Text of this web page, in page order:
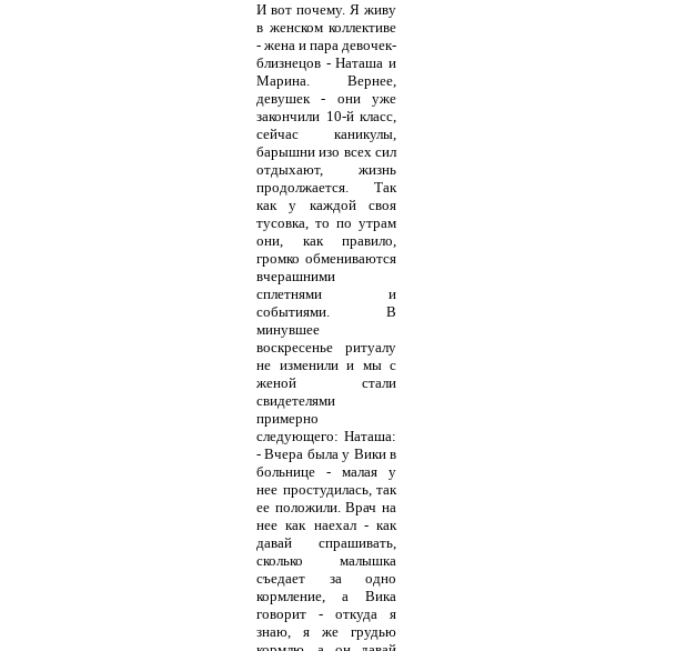
И вот почему. Я живу
в женском коллективе
- жена и пара девочек-
близнецов - Наташа и
Марина. Вернее,
девушек - они уже
закончили 10-й класс,
сейчас каникулы,
барышни изо всех сил
отдыхают, жизнь
продолжается. Так
как у каждой своя
тусовка, то по утрам
они, как правило,
громко обмениваются
вчерашними
сплетнями и
событиями. В
минувшее
воскресенье ритуалу
не изменили и мы с
женой стали
свидетелями
примерно
следующего: Наташа:
- Вчера была у Вики в
больнице - малая у
нее простудилась, так
ее положили. Врач на
нее как наехал - как
давай спрашивать,
сколько малышка
съедает за одно
кормление, а Вика
говорит - откуда я
знаю, я же грудью